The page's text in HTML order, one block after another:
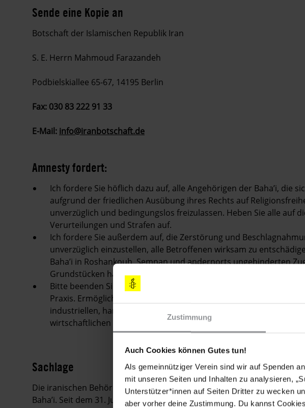
Zustimmung
Auch Cookies können Gutes tun!
Als gemeinnütziger Verein sind wir auf Spenden
mit unseren Seiten und Inhalten zu analysieren,
Unterstützer*innen auf Seiten Dritter zu wecken
aber vorher deine Zustimmung. Du kannst
Sende eine Kopie an
Botschaft der Islamischen Republik Iran
S. E. Herrn Mahmoud Farazandeh
Podbielskiallee 65-67, 14195 Berlin
Fax: 030 83 222 91 33
E-Mail: info@iranbotschaft.de
Amnesty fordert:
Ich fordere Sie höflich dazu auf, alle Angehörigen der Baha’i, die
aufgrund der friedlichen Ausübung ihres Rechts auf
unverzüglich und bedingungslos freizulassen. Heben Sie alle auf
Verurteilungen und Strafen auf.
Ich fordere Sie außerdem auf, die Zerstörung und
unverzüglich einzustellen, alle Betroffenen wirksam zu
Baha’i in Roshankouh, Semnan und andernorts ungehinderten
Grundstücken haben.
Bitte beenden Sie die Diskriminierung der Minderheit der Baha’i in
Praxis. Ermöglichen Sie allen den Zugang zu Beschäftigung,
industriellen, handwerklichen und anderen Aktivitäten, die für die
wirtschaftlichen und kulturellen Rechte notwendig sind.
Sachlage
Die iranischen Behörden verschärfen ihre Angriffe auf die
Baha’i. Seit dem 31. Juli 2022 haben sie Dutzende von Häusern der